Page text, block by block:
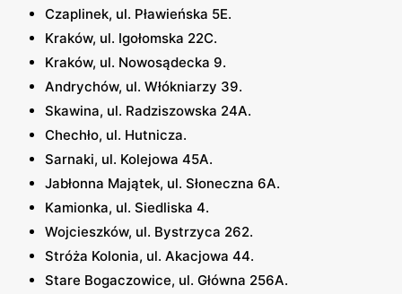
Czaplinek, ul. Pławieńska 5E.
Kraków, ul. Igołomska 22C.
Kraków, ul. Nowosądecka 9.
Andrychów, ul. Włókniarzy 39.
Skawina, ul. Radziszowska 24A.
Chechło, ul. Hutnicza.
Sarnaki, ul. Kolejowa 45A.
Jabłonna Majątek, ul. Słoneczna 6A.
Kamionka, ul. Siedliska 4.
Wojcieszków, ul. Bystrzyca 262.
Stróża Kolonia, ul. Akacjowa 44.
Stare Bogaczowice, ul. Główna 256A.